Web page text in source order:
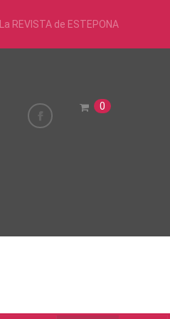
La REVISTA de ESTEPONA
0